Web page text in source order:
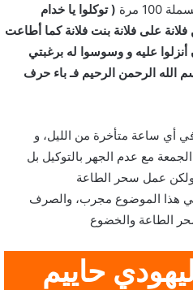
مرة
( توكلوا يا خدام
على فلانة بنت فلانة كما أطاعت
عليه و وسوسوا له برغبتي
الله الرحمن الرحيم فـ باء حرف
أي ساعة متأخرة من الليل، و
مع عدم الجهر بالتوكيل بل
مرة إضمارًا ولكن عمل سحر الطاعة
هذا الموضوع مجرب، والصرف
الطاعة والخضوع
حاييم